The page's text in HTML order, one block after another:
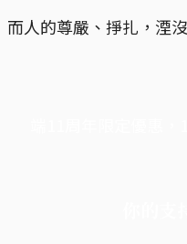
而人的尊嚴、掙扎，湮